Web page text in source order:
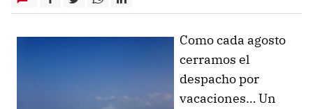
Como cada agosto
cerramos el
despacho por
vacaciones… Un